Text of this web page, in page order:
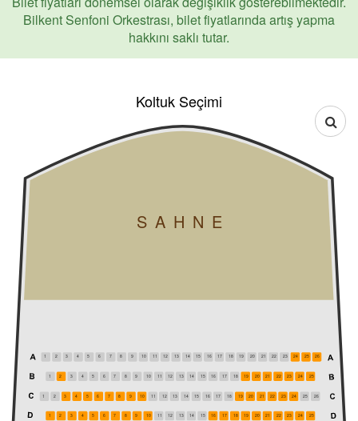
Bilkent Senfoni Orkestrası, bilet fiyatlarında artış yapma
hakkını saklı tutar.
Koltuk Seçimi
SAHNE
1 2 3 4 5 6 7 8 9 10 11 12 13 14 15 16 17 18 19 20 21 22 23 24 25 26
1 2 3 4 5 6 7 8 9 10 11 12 13 14 15 16 17 18 19 20 21 22 23 24 25 26
1 2 3 4 5 6 7 8 9 10 11 12 13 14 15 16 17 18 19 20 21 22 23 24 25
1 2 3 4 5 6 7 8 9 10 11 12 13 14 15 16 17 18 19 20 21 22 23 24 25